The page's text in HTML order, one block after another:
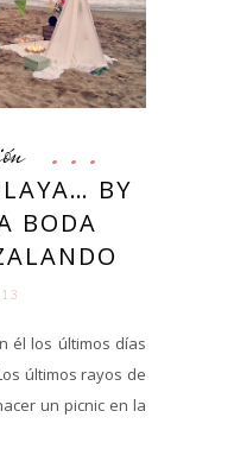
BY
BODA
él los últimos días
últimos rayos de
un picnic en la